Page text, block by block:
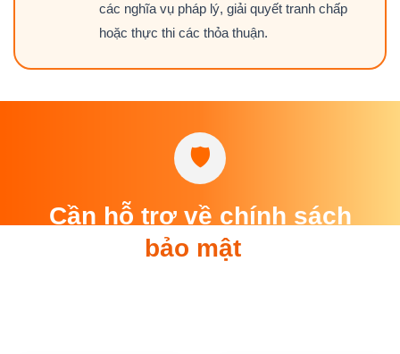
các nghĩa vụ pháp lý, giải quyết tranh chấp
hoặc thực thi các thỏa thuận.
🛡
Cần hỗ trợ về chính sách
bảo mật?